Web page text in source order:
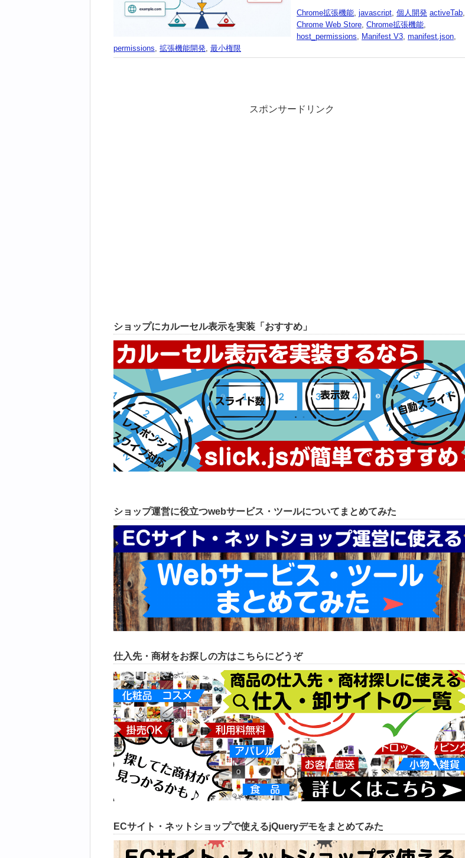
Chrome拡張機能, javascript, 個人開発 activeTab,
Chrome Web Store, Chrome拡張機能,
host_permissions, Manifest V3, manifest.json,
permissions, 拡張機能開発, 最小権限
スポンサードリンク
ショップにカルーセル表示を実装「おすすめ」
ショップ運営に役立つwebサービス・ツールについてまとめてみた
仕入先・商材をお探しの方はこちらにどうぞ
ECサイト・ネットショップで使えるjQueryデモをまとめてみた